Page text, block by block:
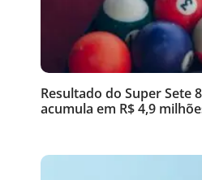
Resultado do Super Sete
acumula em R$ 4,9